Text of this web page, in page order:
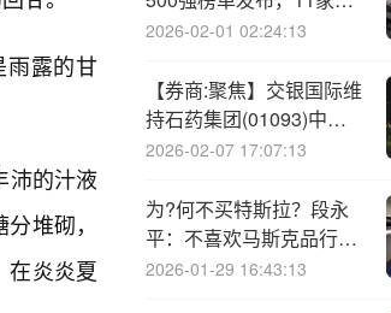
雨露的甘
沛的汁液
堆砌，
在炎炎夏
企上榜
2026-02-01 02:24:13
【券商:聚焦】交银国际维
持石药集团(01093)中性
评级 指明年研发管线有较
2026-02-07 17:07:13
为?何不买特斯拉？段永
平：不喜欢马斯克品行，
不想跟他做朋友
2026-01-29 16:43:13